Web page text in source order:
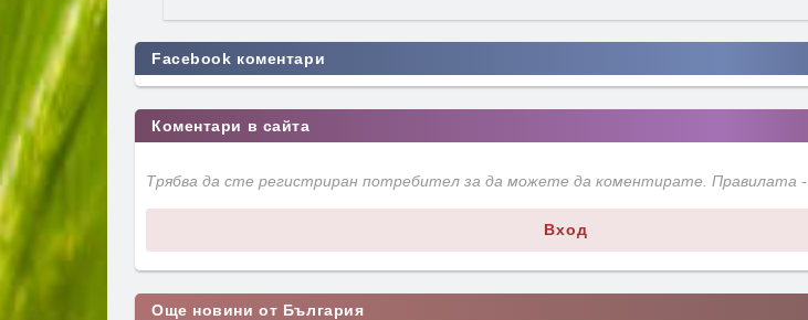
Facebook коментари
Коментари в сайта
Трябва да сте регистриран потребител за да можете да коментирате. Правилата -
Вход
Още новини от България